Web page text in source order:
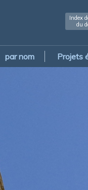
Index
du
par nom Projets